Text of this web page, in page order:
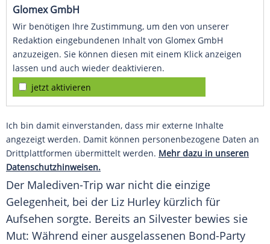
Glomex GmbH
Wir benötigen Ihre Zustimmung, um den von unserer
Redaktion eingebundenen Inhalt von Glomex GmbH
anzuzeigen. Sie können diesen mit einem Klick anzeigen
lassen und auch wieder deaktivieren.
jetzt aktivieren
Ich bin damit einverstanden, dass mir externe Inhalte
angezeigt werden. Damit können personenbezogene Daten an
Drittplattformen übermittelt werden. Mehr dazu in unseren
Datenschutzhinweisen.
Der Malediven-Trip war nicht die einzige
Gelegenheit, bei der Liz Hurley kürzlich für
Aufsehen sorgte. Bereits an Silvester bewies sie
Mut: Während einer ausgelassenen Bond-Party